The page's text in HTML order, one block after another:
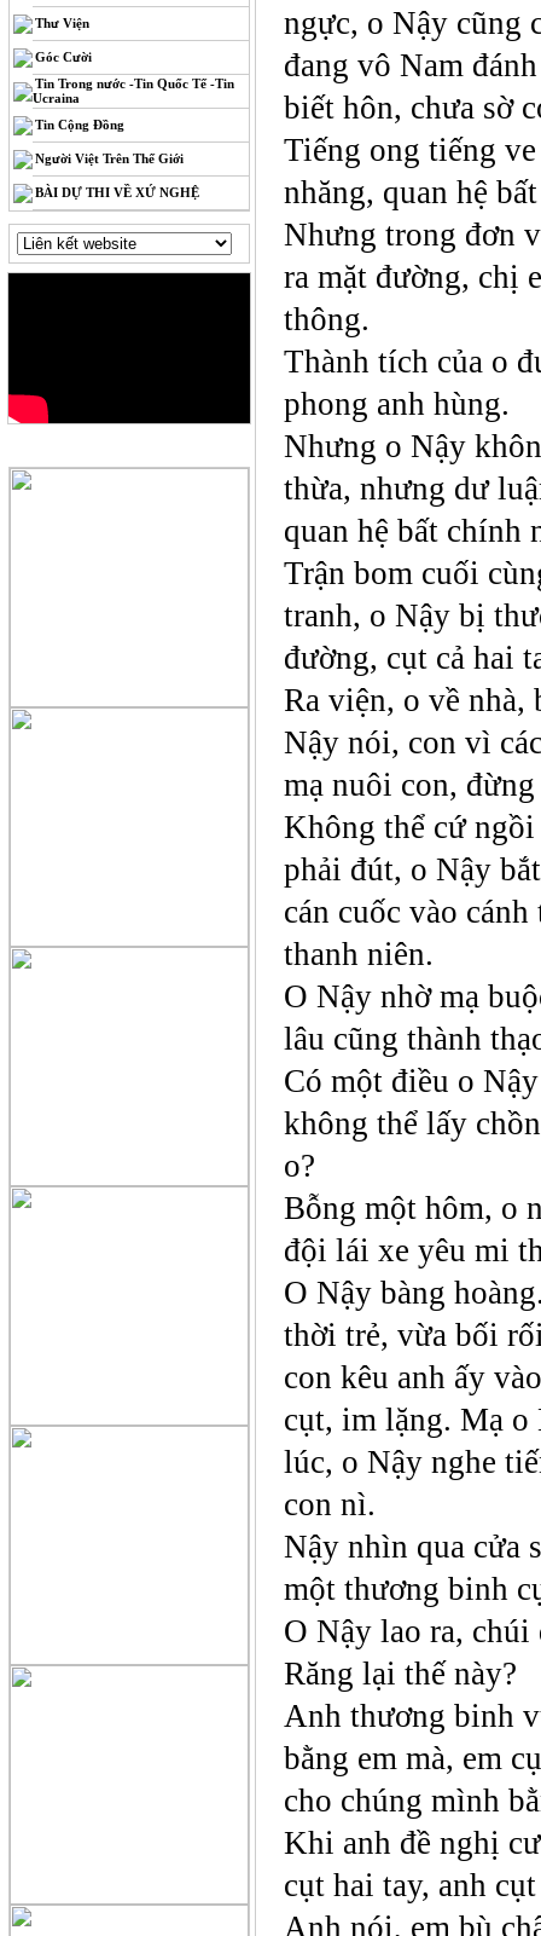
Thư Viện
Góc Cười
Tin Trong nước -Tin Quốc Tế -Tin
Ucraina
Tin Cộng Đồng
Người Việt Trên Thế Giới
BÀI DỰ THI VỀ XỨ NGHỆ
ngực, o Nậy cũng
đang vô Nam
biết hôn, chưa sờ
Tiếng ong tiếng
nhăng, quan hệ
Nhưng trong đơn
ra mặt đường, chị
thông.
Thành tích của o
phong anh hùng.
Nhưng o Nậy
thừa, nhưng dư
quan hệ bất chính
Trận bom cuối
tranh, o Nậy bị
đường, cụt cả hai
Ra viện, o về
Nậy nói, con vì
mạ nuôi con,
Không thể cứ ngồi
phải đút, o Nậy
cán cuốc vào
thanh niên.
O Nậy nhờ mạ
lâu cũng thành
Có một điều o
không thể lấy
o?
Bỗng một hôm, o
đội lái xe yêu mi
O Nậy bàng
thời trẻ, vừa bối
con kêu anh ấy
cụt, im lặng. Mạ o
lúc, o Nậy nghe
con nì.
Nậy nhìn qua cửa
một thương binh
O Nậy lao ra, chúi
Răng lại thế này?
Anh thương binh
bằng em mà, em
cho chúng mình
Khi anh đề nghị
cụt hai tay, anh
Anh nói, em bù